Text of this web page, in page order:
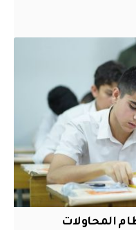
المحاولات